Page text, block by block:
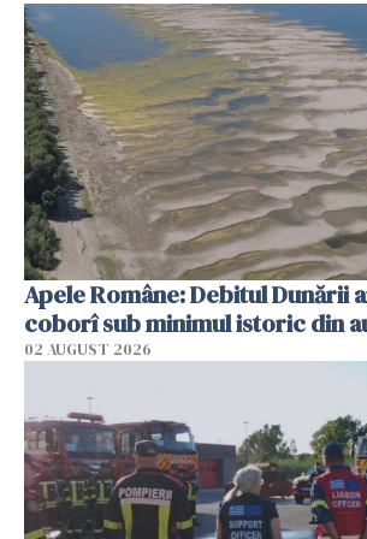
Apele Române: Debitul Dunării
coborî sub minimul istoric din
02 AUGUST 2026